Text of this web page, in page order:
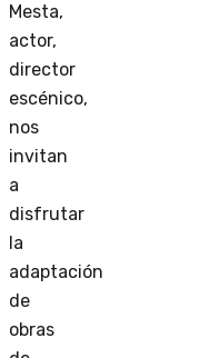
Mesta,
actor,
director
escénico,
nos
invitan
a
disfrutar
la
adaptación
de
obras